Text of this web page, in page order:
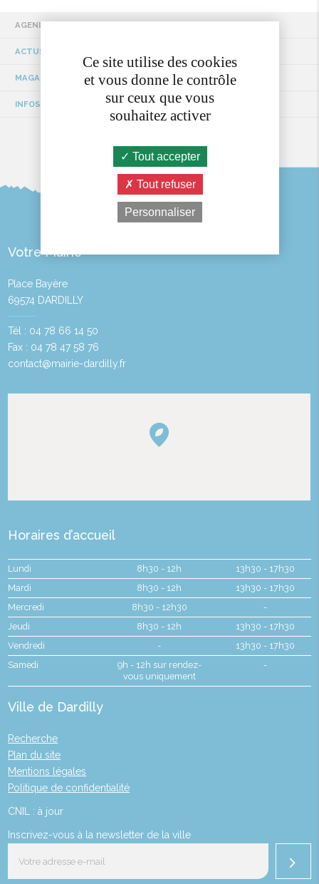
AGENDA
ACTUS / EVÉNEMENTS
MAGAZINE MUNICIPAL
INFOS TRAVAUX
Votre Mairie
Place Bayère
69574 DARDILLY
Tél : 04 78 66 14 50
Fax : 04 78 47 58 76
contact@mairie-dardilly.fr
Horaires d’accueil
Lundi 8h30 - 12h
13h30 - 17h30
Mardi
8h30 - 12h
13h30 - 17h30
Mercredi
8h30 - 12h30
-
Jeudi
8h30 - 12h
13h30 - 17h30
Vendredi
-
13h30 - 17h30
Samedi
9h - 12h sur rendez-
vous uniquement
-
Ville de Dardilly
Recherche
Plan du site
Mentions légales
Politique de confidentialité
CNIL : à jour
Inscrivez-vous à la newsletter de la ville
Ce site utilise des cookies
et vous donne le contrôle
sur ceux que vous
souhaitez activer
Tout accepter
Tout refuser
Personnaliser